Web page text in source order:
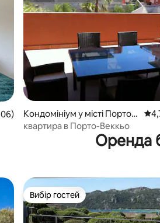
оцінка: 4,92 з 5, відгуки: 106
Кондомініум у місті Порто-
Веккьо
квартира в Порто-Веккьо
Оренда
Вибір гостей
Вибір гостей